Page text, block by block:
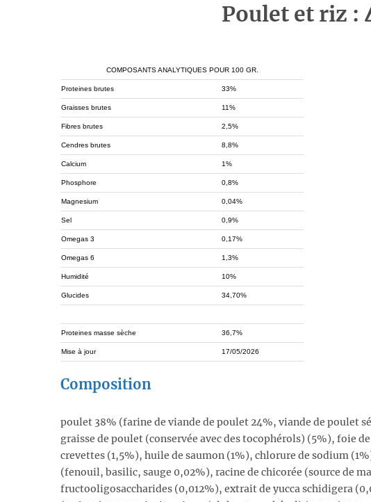
Poulet et riz :
COMPOSANTS ANALYTIQUES POUR 100 GR.
Proteines brutes 33%
Graisses brutes 11%
Fibres brutes 2,5%
Cendres brutes 8,8%
Calcium 1%
Phosphore 0,8%
Magnesium 0,04%
Sel 0,9%
Omegas 3 0,17%
Omegas 6 1,3%
Humidité 10%
Glucides 34,70%
Proteines masse sèche 36,7%
Mise à jour 17/05/2026
Composition
poulet 38% (farine de viande de poulet 24%, viande de poulet
graisse de poulet (conservée avec des tocophérols) (5%), foie
crevettes (1,5%), huile de saumon (1%), chlorure de sodium
(fenouil, basilic, sauge 0,02%), racine de chicorée (source de
fructooligosaccharides (0,012%), extrait de yucca schidigera